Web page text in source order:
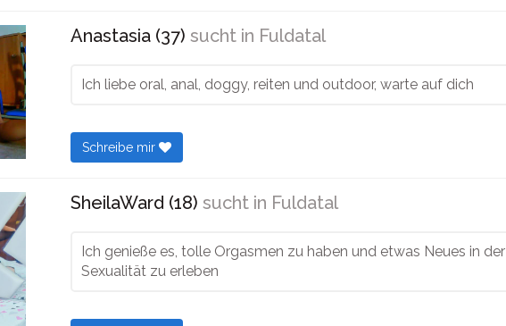
Anastasia (37) sucht in Fuldatal
Ich liebe oral, anal, doggy, reiten und outdoor, warte auf dich
Schreibe mir
SheilaWard (18) sucht in Fuldatal
Ich genieße es, tolle Orgasmen zu haben und etwas Neues in der
Sexualität zu erleben